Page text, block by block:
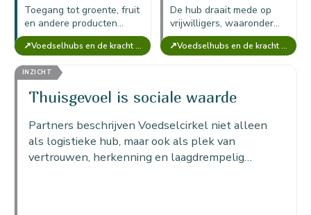
Toegang tot groente, fruit
en andere producten
verlicht het
huishoudbudget en maakt
gezondere voeding
bereikbaarder voor
mensen met weinig
financiële…
↗ Voedselhubs en de kracht van Voedselcirkel Amsterdam
De hub draait mede op
vrijwilligers, waaronder
mensen met afstand tot
de arbeidsmarkt; hun
↗ Voedselhubs en de kracht van Voedselcirkel Amsterdam
INZICHT
Thuisgevoel is sociale waarde
Partners beschrijven Voedselcirkel niet alleen
als logistieke hub, maar ook als plek van
vertrouwen, herkenning en laagdrempelig